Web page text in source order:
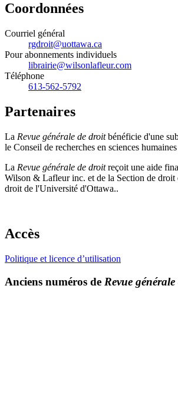
Coordonnées
Courriel général
rgdroit@uottawa.ca
Pour abonnements individuels
librairie@wilsonlafleur.com
Téléphone
613-562-5792
Partenaires
La Revue générale de droitbénéficie d'une
le Conseil de recherches en sciences
La Revue générale de droitreçoit une aide
Wilson & Lafleur inc. et de la Section de droit
droit de l'Université d'Ottawa..
Accès
Politique et licence d’utilisation
Anciens numéros de Revue